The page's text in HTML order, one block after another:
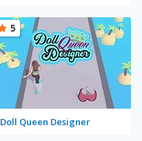
Doll Queen Designer
5